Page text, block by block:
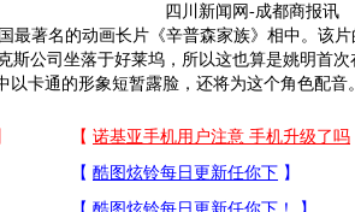
四川新闻网-成都商报讯
著名的动画长片《辛普森家族》相中。该片
斯公司坐落于好莱坞，所以这也算是姚明首次
以卡通的形象短暂露脸，还将为这个角色配音